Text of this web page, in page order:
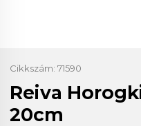
Cikkszám: 71590
Reiva
20cm